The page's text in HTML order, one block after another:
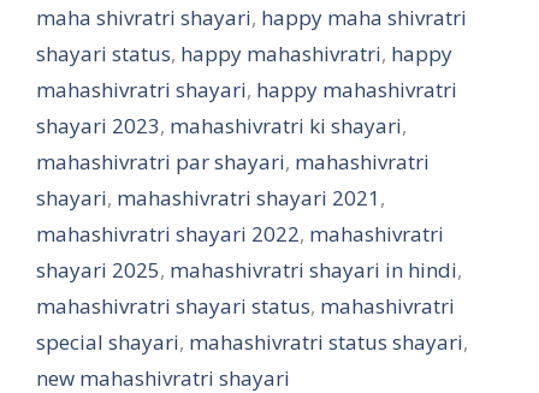
s
A
p
p
b
o
o
k
e
r
e
s
e
maha shivratri shayari, happy maha shivratri
shayari status, happy mahashivratri, happy
mahashivratri shayari, happy mahashivratri
shayari 2023, mahashivratri ki shayari,
mahashivratri par shayari, mahashivratri
shayari, mahashivratri shayari 2021,
mahashivratri shayari 2022, mahashivratri
shayari 2025, mahashivratri shayari in hindi,
mahashivratri shayari status, mahashivratri
special shayari, mahashivratri status shayari,
new mahashivratri shayari